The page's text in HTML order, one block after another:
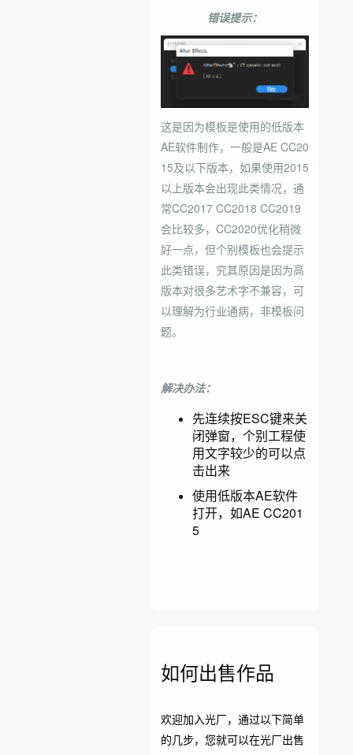
错误提示：
这是因为模板是使用的低版本
AE软件制作，一般是AE CC20
15及以下版本，如果使用2015
以上版本会出现此类情况，通
常CC2017 CC2018 CC2019
会比较多，CC2020优化稍微
好一点，但个别模板也会提示
此类错误，究其原因是因为高
版本对很多艺术字不兼容，可
以理解为行业通病，非模板问
题。
解决办法：
先连续按ESC键来关
闭弹窗，个别工程使
用文字较少的可以点
击出来
使用低版本AE软件
打开，如AE CC201
5
如何出售作品
欢迎加入光厂，通过以下简单
的几步，您就可以在光厂出售